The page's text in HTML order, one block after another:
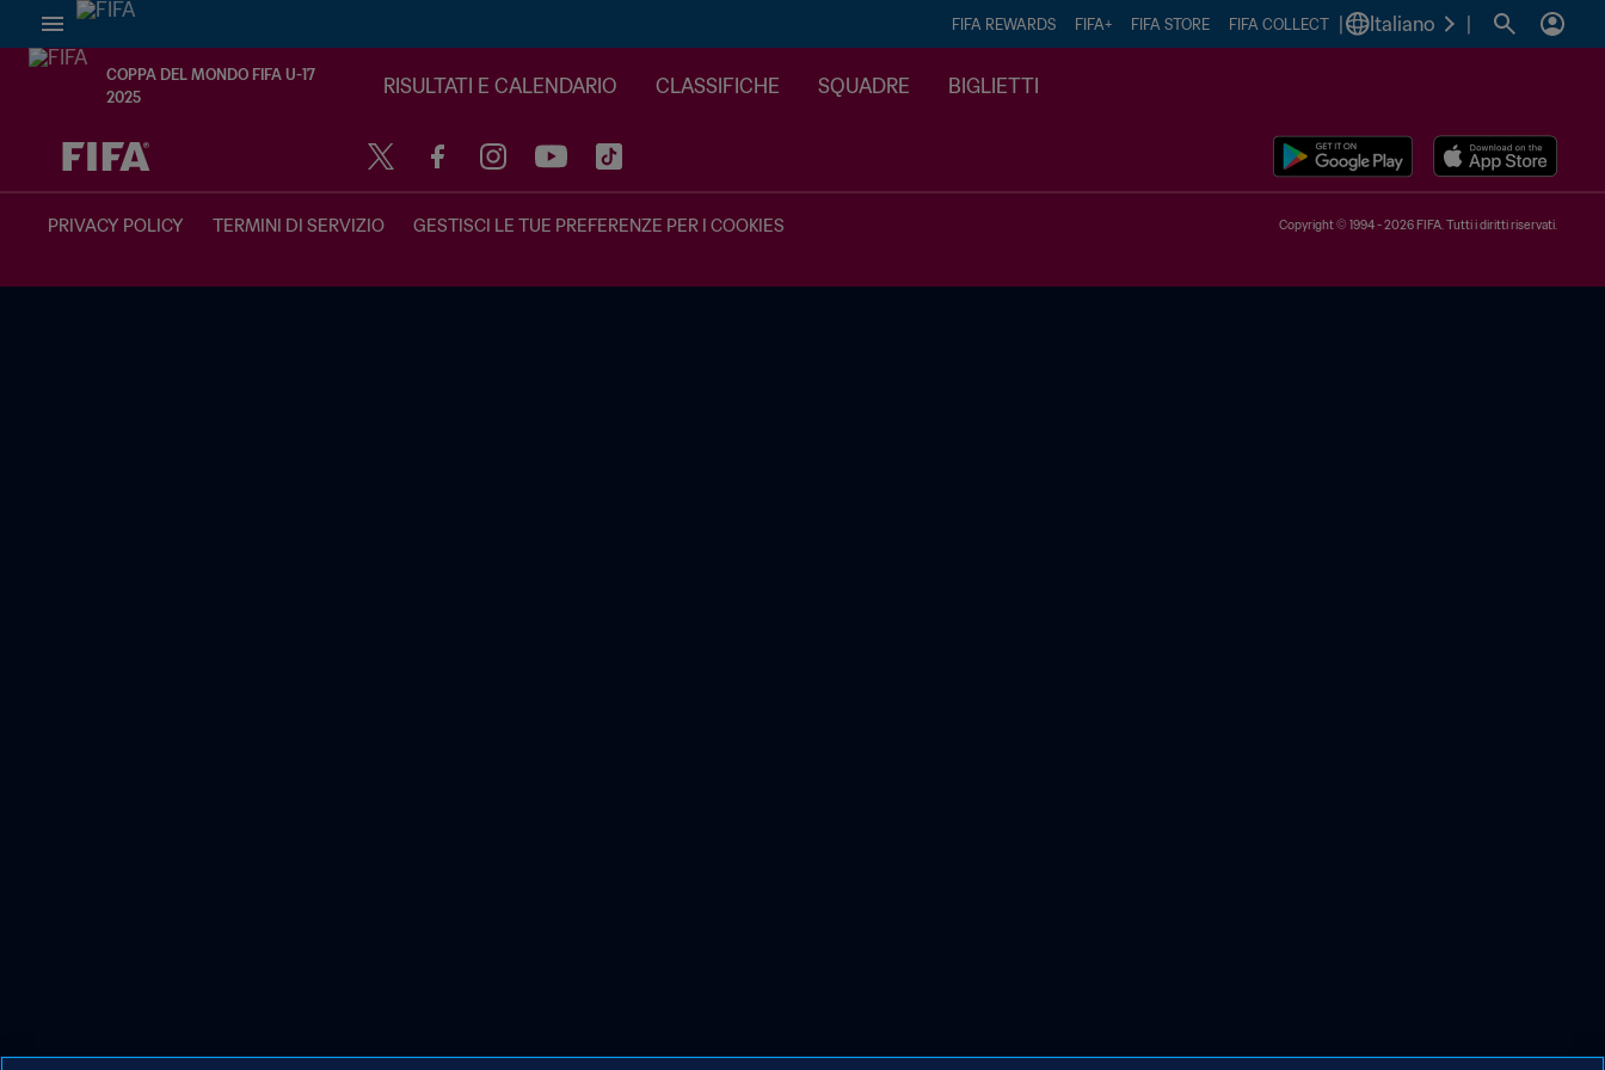
FIFA REWARDS FIFA+ FIFA STORE FIFA COLLECT Italiano
COPPA DEL MONDO FIFA U-17
2025
RISULTATI E CALENDARIO CLASSIFICHE SQUADRE BIGLIETTI
TBD contro TBD
PRIVACY POLICY TERMINI DI SERVIZIO GESTISCI LE TUE PREFERENZE PER I COOKIES Copyright © 1994 - 2026 FIFA. Tutti i diritti riservati.